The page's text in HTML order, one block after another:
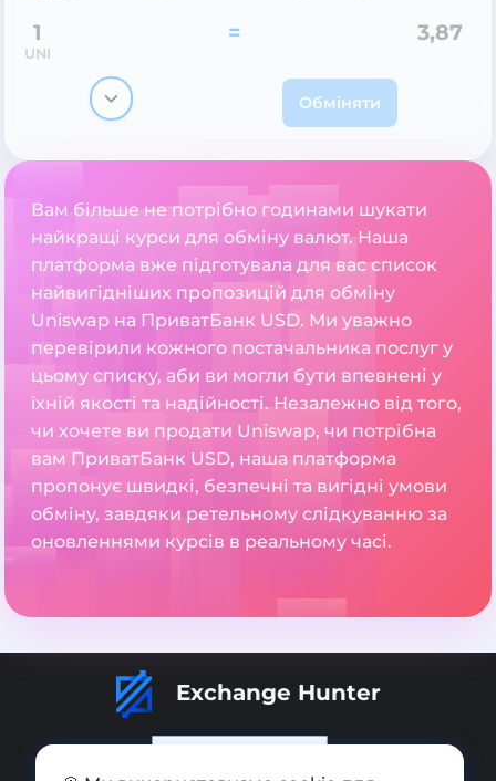
1
UNI
= 3,87
Обміняти
Вам більше не потрібно годинами шукати
найкращі курси для обміну валют. Наша
платформа вже підготувала для вас список
найвигідніших пропозицій для обміну
Uniswap на ПриватБанк USD. Ми уважно
перевірили кожного постачальника послуг у
цьому списку, аби ви могли бути впевнені у
їхній якості та надійності. Незалежно від того,
чи хочете ви продати Uniswap, чи потрібна
вам ПриватБанк USD, наша платформа
пропонує швидкі, безпечні та вигідні умови
обміну, завдяки ретельному слідкуванню за
оновленнями курсів в реальному часі.
Exchange Hunter